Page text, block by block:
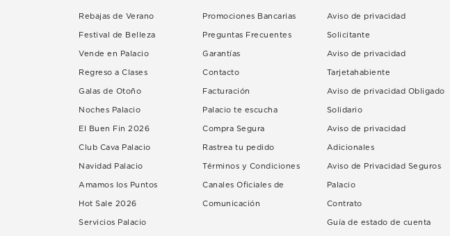
Rebajas de Verano
Festival de Belleza
Vende en Palacio
Regreso a Clases
Galas de Otoño
Noches Palacio
El Buen Fin 2026
Club Cava Palacio
Navidad Palacio
Amamos los Puntos
Hot Sale 2026
Servicios Palacio
Promociones Bancarias
Preguntas Frecuentes
Garantías
Contacto
Facturación
Palacio te escucha
Compra Segura
Rastrea tu pedido
Términos y Condiciones
Canales Oficiales de
Comunicación
Aviso de privacidad
Solicitante
Aviso de privacidad
Tarjetahabiente
Aviso de privacidad Obligado
Solidario
Aviso de privacidad
Adicionales
Aviso de Privacidad Seguros
Palacio
Contrato
Guía de estado de cuenta